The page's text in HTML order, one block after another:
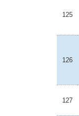
125
126
127